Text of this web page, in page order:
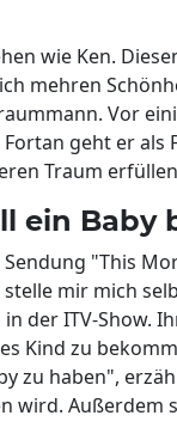
wie Ken.
mehren
Vor
geht er als
Traum
ein Baby
"This
mir mich
der ITV-Show.
Kind zu
zu haben",
wird. Außerdem